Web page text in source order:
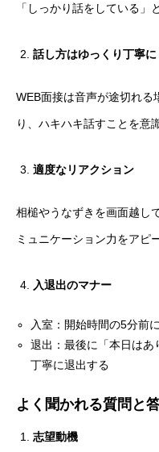
「しっかり話をしている」
話し方はゆっくり丁寧に
WEB面接は音声が途切れる
り、ハキハキ話すことを意
適度なリアクション
相槌やうなずきを画面越し
ミュニケーション力をアピ
入退出のマナー
入室：開始時間の5分前
退出：最後に「本日はあ
丁寧に退出する
よく聞かれる質問と
志望動機